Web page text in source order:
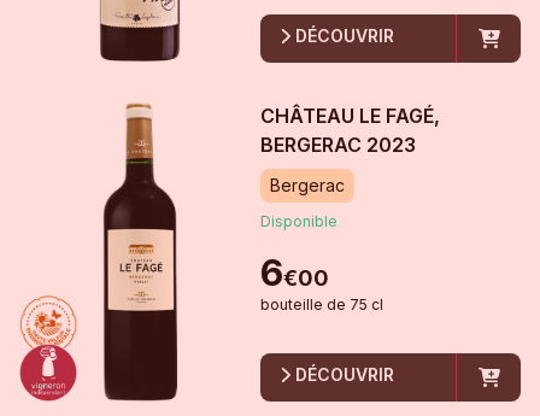
DÉCOUVRIR
CHÂTEAU LE FAGÉ,
BERGERAC 2023
Bergerac
Disponible
6€00
bouteille de 75 cl
DÉCOUVRIR